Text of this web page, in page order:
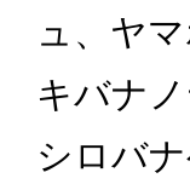
ュ、ヤ
キバナ
シロバ